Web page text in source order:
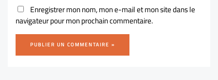
Enregistrer mon nom, mon e-mail et mon site dans le
navigateur pour mon prochain commentaire.